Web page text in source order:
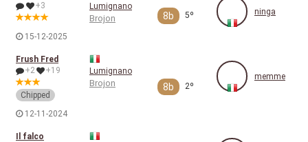
+3
15-12-2025
Lumignano
Brojon 8b 5º ninga
Frush Fred
+2
+19
Chipped
12-11-2024
Lumignano
Brojon 8b 2º
memme
Il falco